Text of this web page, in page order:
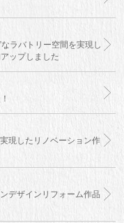
ラバトリー空間を実現し
ップしました
現したリノベーション作
デザインリフォーム作品